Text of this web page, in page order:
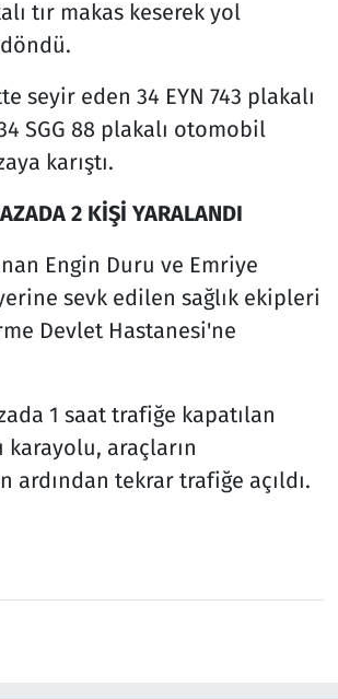
tır makas keserek yol
seyir eden 34 EYN 743 plakalı
SGG 88 plakalı otomobil
karıştı.
2 KİŞİ YARALANDI
Engin Duru ve Emriye
sevk edilen sağlık ekipleri
Devlet Hastanesi'ne
1 saat trafiğe kapatılan
karayolu, araçların
ardından tekrar trafiğe açıldı.
Bilim